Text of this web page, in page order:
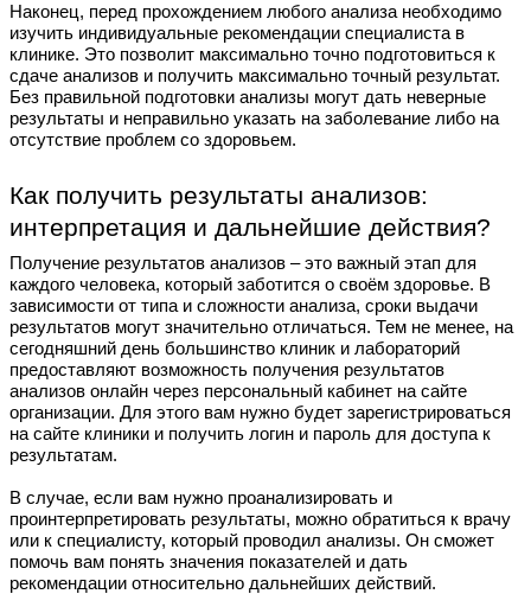
Наконец, перед прохождением любого анализа необходимо
изучить индивидуальные рекомендации специалиста в
клинике. Это позволит максимально точно подготовиться к
сдаче анализов и получить максимально точный результат.
Без правильной подготовки анализы могут дать неверные
результаты и неправильно указать на заболевание либо на
отсутствие проблем со здоровьем.
Как получить результаты анализов:
интерпретация и дальнейшие действия?
Получение результатов анализов – это важный этап для
каждого человека, который заботится о своём здоровье. В
зависимости от типа и сложности анализа, сроки выдачи
результатов могут значительно отличаться. Тем не менее, на
сегодняшний день большинство клиник и лабораторий
предоставляют возможность получения результатов
анализов онлайн через персональный кабинет на сайте
организации. Для этого вам нужно будет зарегистрироваться
на сайте клиники и получить логин и пароль для доступа к
результатам.
В случае, если вам нужно проанализировать и
проинтерпретировать результаты, можно обратиться к врачу
или к специалисту, который проводил анализы. Он сможет
помочь вам понять значения показателей и дать
рекомендации относительно дальнейших действий.